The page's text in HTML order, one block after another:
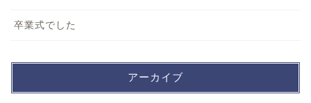
卒業式でした
アーカイブ